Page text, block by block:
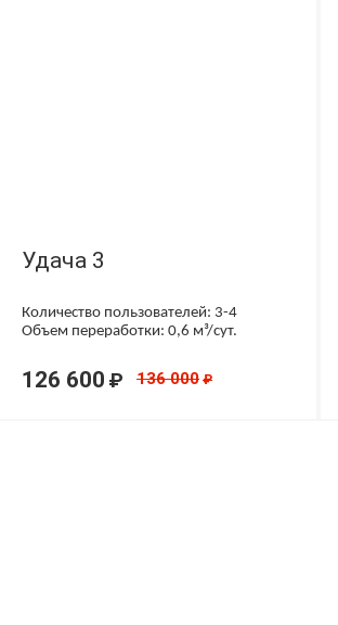
Удача 3
Количество пользователей: 3-4
Объем переработки: 0,6 м³/сут.
126 600 ₽ 136 000 ₽